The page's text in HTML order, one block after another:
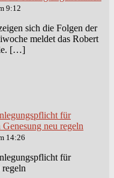
9:12
sich die Folgen der
meldet das Robert
[…]
für
neu regeln
14:26
für